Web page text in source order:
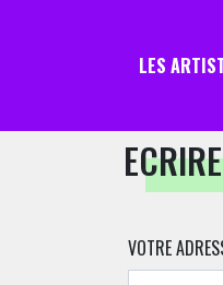
LES
VOTRE